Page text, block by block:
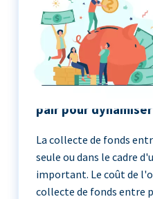
pair pour
La collecte de fonds
seule ou dans le cadre
important. Le coût de
collecte de fonds entre